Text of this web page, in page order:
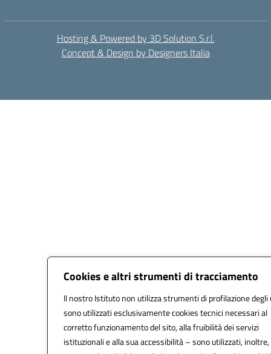
Cookies e altri strumenti di tracciamento
Il nostro Istituto non utilizza strumenti di profilazione
sono utilizzati esclusivamente cookies tecnici necessari al
corretto funzionamento del sito, alla fruibilità dei servizi
istituzionali e alla sua accessibilità – sono utilizzati, inoltre,
Hosting & Powered by 3D Solution S.r.l.
Concept & Design by Designers Italia